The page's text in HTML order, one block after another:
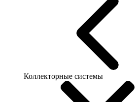
Коллекторные системы